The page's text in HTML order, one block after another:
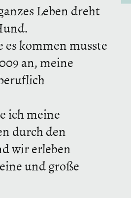
Leben dreht
es kommen musste
an, meine
ich meine
durch den
wir erleben
und große